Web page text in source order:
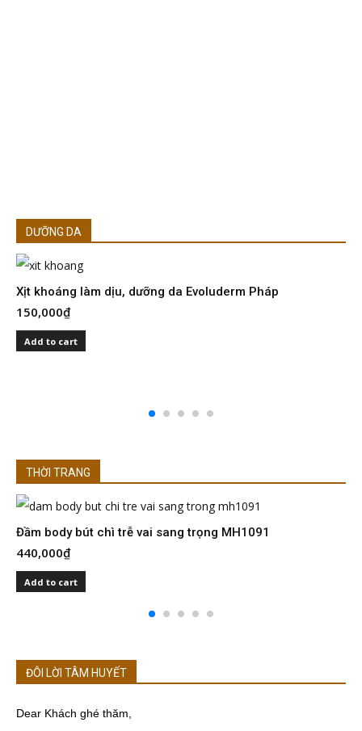
DƯỠNG DA
Xịt khoáng làm dịu, dưỡng da Evoluderm Pháp
150,000₫
Add to cart
THỜI TRANG
Đầm body bút chì trễ vai sang trọng MH1091
440,000₫
Add to cart
ĐÔI LỜI TÂM HUYẾT
Dear Khách ghé thăm,